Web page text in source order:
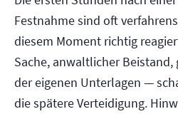
Festnahme sind oft
diesem Moment richtig
Sache, anwaltlicher
der eigenen Unterlagen —
die spätere Verteidigung.